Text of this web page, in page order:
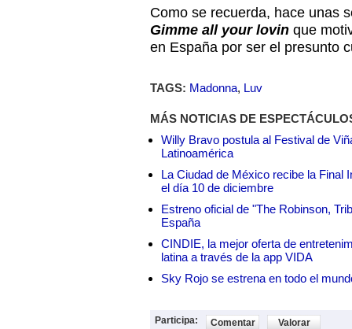
Como se recuerda, hace unas
Gimme all your lovin que
en España por ser el presunto
TAGS: Madonna, Luv
MÁS NOTICIAS DE
Willy Bravo postula al Festival de
Latinoamérica
La Ciudad de México recibe la Final
el día 10 de diciembre
Estreno oficial de "The Robinson,
España
CINDIE, la mejor oferta de
latina a través de la app VIDA
Sky Rojo se estrena en todo el
Participa: Comentar Valorar